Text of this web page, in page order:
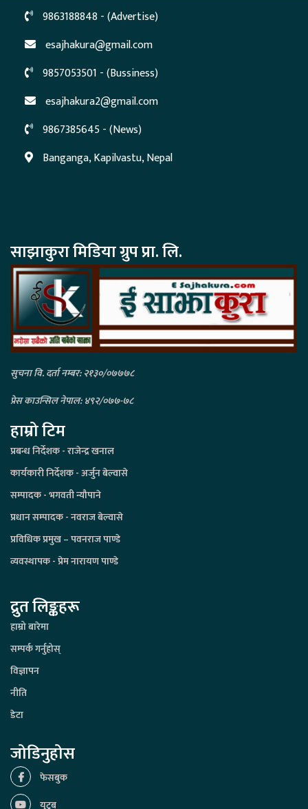
9863188848 - (Advertise)
esajhakura@gmail.com
9857053501 - (Bussiness)
esajhakura2@gmail.com
9867385645 - (News)
Banganga, Kapilvastu, Nepal
साझाकुरा मिडिया ग्रुप प्रा. लि.
सुचना वि. दर्ता नम्बर: २१३०/०७७७८
प्रेस काउन्सिल नेपाल: ४९२/०७७-७८
हाम्रो टिम
प्रबन्ध निर्देशक - राजेन्द्र खनाल
कार्यकारी निर्देशक - अर्जुन बेल्वासे
सम्पादक - भगवती न्यौपाने
प्रधान सम्पादक - नवराज बेल्वासे
प्रविधिक प्रमुख – पवनराज पाण्डे
व्यवस्थापक - प्रेम नारायण पाण्डे
द्रुत लिङ्कहरू
हाम्रो बारेमा
सम्पर्क गर्नुहोस्
विज्ञापन
नीति
डेटा
जोडिनुहोस
फेसबुक
युटूब